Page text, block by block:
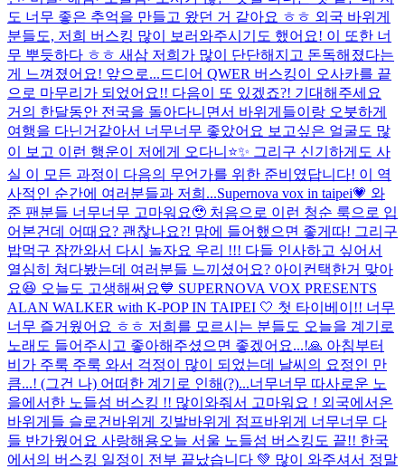
도 너무 좋은 추억을 만들고 왔던 거 같아요 ㅎㅎ 외국 바위게
분들도, 저희 버스킹 많이 보러와주시기도 했어요! 이 또한 너
무 뿌듯하다 ㅎㅎ 새삼 저희가 많이 단단해지고 돈독해졌다는
게 느껴졌어요! 앞으로...드디어 QWER 버스킹이 오사카를 끝
으로 마무리가 되었어요!! 다음이 또 있겠죠?! 기대해주세요
거의 한달동안 전국을 돌아다니면서 바위게들이랑 오붓하게
여행을 다닌거같아서 너무너무 좋았어요 보고싶은 얼굴도 많
이 보고 이런 행운이 저에게 오다니⭐️✨ 그리구 신기하게도 사
실 이 모든 과정이 다음의 무언가를 위한 준비였답니다! 이 역
사적인 순간에 여러분들과 저희...Supernova vox in taipei💗 와
준 팬분들 너무너무 고마워요🥹 처음으로 이런 청순 룩으로 입
어본건데 어때요? 괜찮나요?! 맘에 들어했으면 좋게따! 그리구
밥먹구 잠깐와서 다시 놀자요 우리 !!! 다들 인사하고 싶어서
열심히 쳐다봤는데 여러분들 느끼셨어요? 아이컨택한거 맞아
요😆 오늘도 고생해써요💙 SUPERNOVA VOX PRESENTS
ALAN WALKER with K-POP IN TAIPEI 🤍 첫 타이베이!! 너무
너무 즐거웠어요 ㅎㅎ 저희를 모르시는 분들도 오늘을 계기로
노래도 들어주시고 좋아해주셨으면 좋겠어요...!🙏 아침부터
비가 주룩 주룩 와서 걱정이 많이 되었는데 날씨의 요정인 만
큼...! (그건 나) 어떠한 계기로 인해(?)...너무너무 따사로운 노
을에서한 노들섬 버스킹 !! 많이와줘서 고마워요 ! 외국에서온
바위게들 슬로건바위게 깃발바위게 점프바위게 너무너무 다
들 반가웠어요 사랑해용오늘 서울 노들섬 버스킹도 끝!! 한국
에서의 버스킹 일정이 전부 끝났습니다 💚 많이 와주셔서 정말